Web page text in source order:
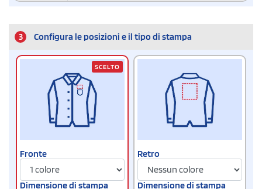
3 Configura le posizioni e il tipo di stampa
Fronte
Dimensione di stampa
SCELTO
Retro
Dimensione di stampa